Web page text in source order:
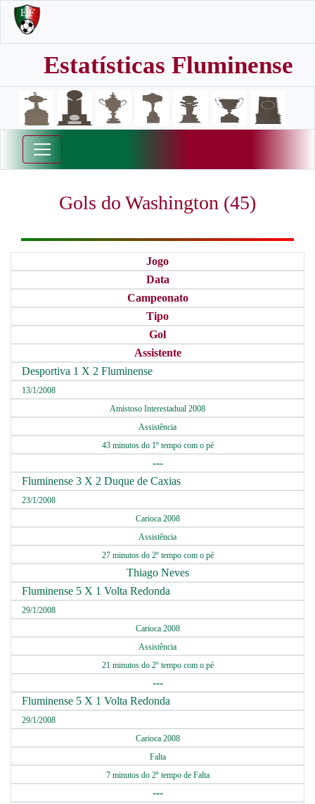
Estatísticas Fluminense
Gols do Washington (45)
Jogo
Data
Campeonato
Tipo
Gol
Assistente
Desportiva 1 X 2 Fluminense
13/1/2008
Amistoso Interestadual 2008
Assistência
43 minutos do 1º tempo com o pé
---
Fluminense 3 X 2 Duque de Caxias
23/1/2008
Carioca 2008
Assistência
27 minutos do 2º tempo com o pé
Thiago Neves
Fluminense 5 X 1 Volta Redonda
29/1/2008
Carioca 2008
Assistência
21 minutos do 2º tempo com o pé
---
Fluminense 5 X 1 Volta Redonda
29/1/2008
Carioca 2008
Falta
7 minutos do 2º tempo de Falta
---